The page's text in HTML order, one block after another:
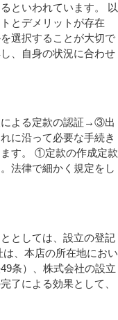
といわれています。 以
とデメリットが存在
選択することが大切で
、自身の状況に合わせ
よる定款の認証→③出
に沿って必要な手続き
す。 ①定款の作成定款
法律で細かく規定をし
としては、設立の登記
、本店の所在地におい
条）、株式会社の設立
了による効果として、